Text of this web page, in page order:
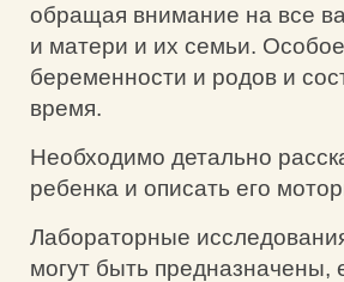
обращая внимание на все
и матери и их семьи.
беременности и родов и
время.
Необходимо детально
ребенка и описать его
Лабораторные
могут быть предназначены,